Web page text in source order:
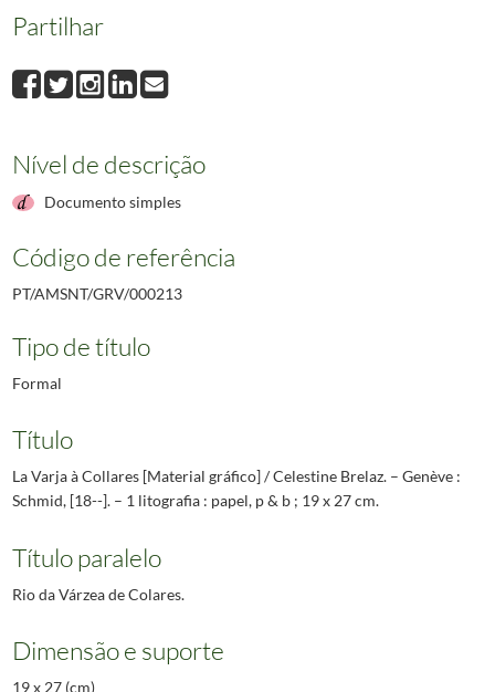
Partilhar
Nível de descrição
Documento simples
Código de referência
PT/AMSNT/GRV/000213
Tipo de título
Formal
Título
La Varja à Collares [Material gráfico] / Celestine Brelaz. – Genève :
Schmid, [18--]. – 1 litografia : papel, p & b ; 19 x 27 cm.
Título paralelo
Rio da Várzea de Colares.
Dimensão e suporte
19 x 27 (cm)